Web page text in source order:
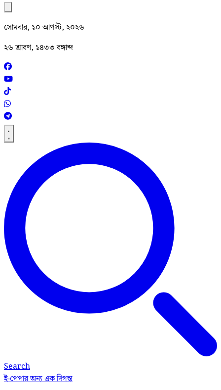
সোমবার, ১০ আগস্ট, ২০২৬
২৬ শ্রাবণ, ১৪৩৩ বঙ্গাব্দ
Search
ই-পেপারঅন্য এক দিগন্ত